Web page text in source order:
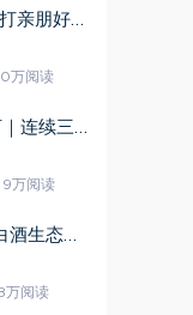
亲朋好
0万阅读
连续三
9万阅读
生态被
万阅读